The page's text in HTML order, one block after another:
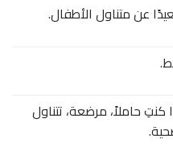
عن متناول الأطفال.
كنتِ حاملاً، مرضعة، تتناول